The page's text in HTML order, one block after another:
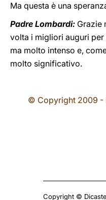
Ma questa è una
Padre Lombardi: Grazie
volta i migliori auguri
ma molto intenso e,
molto significativo.
© Copyright 2009 -
Copyright ©